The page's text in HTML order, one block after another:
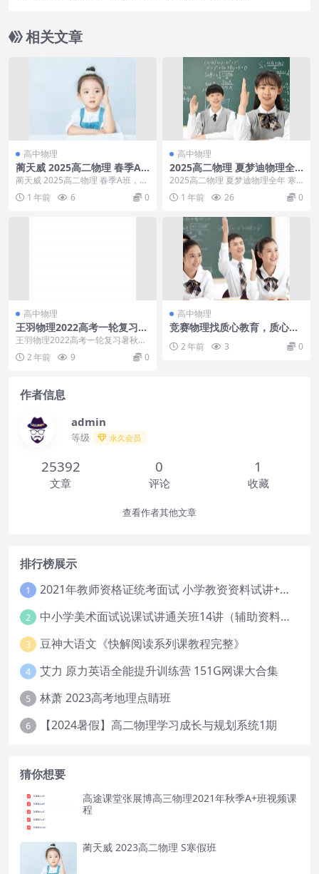
相关文章
高中物理
蔺天威 2025高二物理 春季A
班
蔺天威 2025高二物理 春季A班，蔺
天威 2025高二物理 春季A班目录：
01...1 年前 6 0
高中物理
2025高二物理 夏梦迪物理全
年 寒假班
2025高二物理 夏梦迪物理全年 寒
假班，2025高二物理 夏梦迪物理全
年 寒假...
1 年前 26 0
高中物理
王羽物理2022高考一轮复习暑
秋联报13 大招十三：选修3-5
王羽物理2022高考一轮复习暑秋联
报13 大招十三：选修3-5氢光核这
类题型还是...
2 年前 9 0
高中物理
竞赛物理找质心教育，质心物
赛冬令营
2 年前 3 0
作者信息
admin
等级 永久会员
25392
文章
0
评论
1
收藏
查看作者其他文章
排行榜展示
1 2021年教师资格证统考面试 小学教资资料试讲+答辩
2 中小学美术面试说课试讲通关班14讲（辅助资料第一套）
3 豆神大语文《快解阅读系列课教程完整》
4 艾力 原力英语全能提升训练营 151G网课大合集
5 林萧 2023高考地理点睛班
6 【2024暑假】高二物理学习成长与规划系统1期
猜你想要
高途课堂张展博高三物理2021年秋季A+班视频课
程
蔺天威 2023高二物理 S寒假班